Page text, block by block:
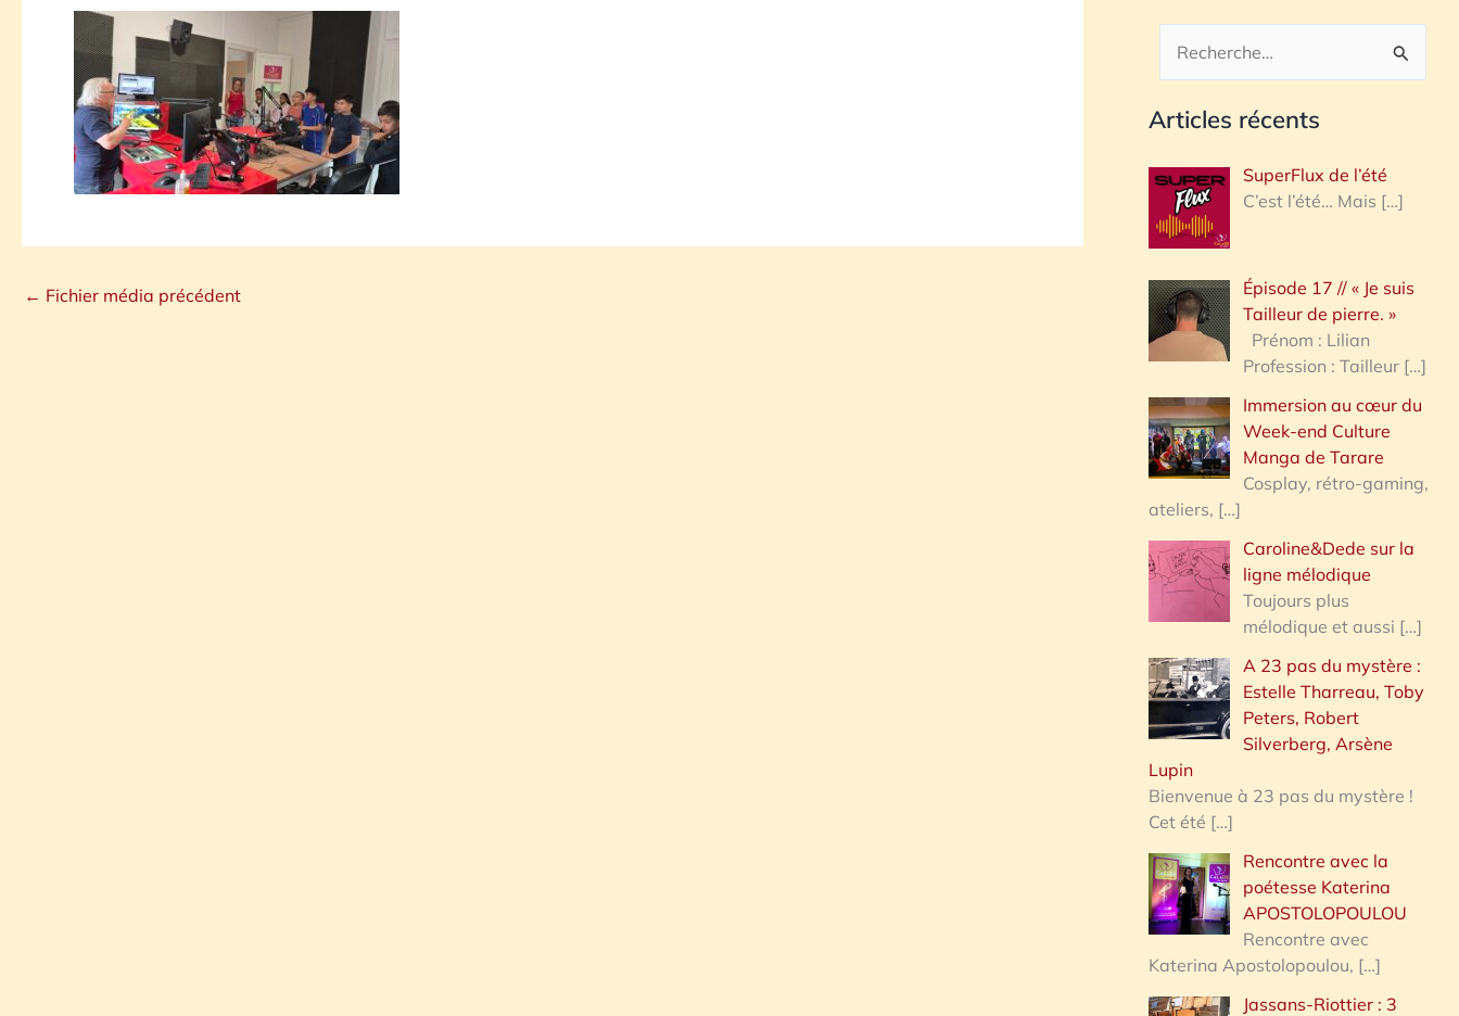
← Fichier média précédent
c
h
r
h
e
:
Articles récents
SuperFlux de l’été
C’est l’été… Mais […]
Épisode 17 // « Je suis
Tailleur de pierre. »
Prénom : Lilian
Profession : Tailleur […]
Immersion au cœur du
Week-end Culture
Manga de Tarare
Cosplay, rétro-gaming,
ateliers, […]
Caroline&Dede sur la
ligne mélodique
Toujours plus
mélodique et aussi […]
A 23 pas du mystère :
Estelle Tharreau, Toby
Peters, Robert
Silverberg, Arsène
Lupin
Bienvenue à 23 pas du mystère !
Cet été […]
Rencontre avec la
poétesse Katerina
APOSTOLOPOULOU
Rencontre avec
Katerina Apostolopoulou, […]
Jassans-Riottier : 3